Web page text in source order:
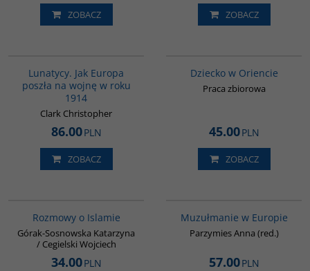
ZOBACZ ZOBACZ
Lunatycy. Jak Europa
poszła na wojnę w roku
1914
Clark Christopher
86.00PLN
ZOBACZ
Dziecko w Oriencie
Praca zbiorowa
45.00PLN
ZOBACZ
Rozmowy o Islamie
Górak-Sosnowska Katarzyna
/ Cegielski Wojciech
34.00PLN
Muzułmanie w Europie
Parzymies Anna (red.)
57.00PLN